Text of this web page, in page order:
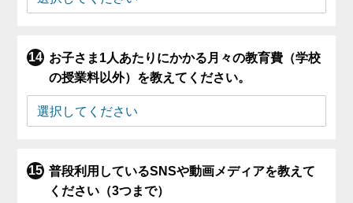
お子さま1人あたりにかかる月々の教育費（学校
の授業料以外）を教えてください。
普段利用しているSNSや動画メディアを教えて
ください（3つまで）